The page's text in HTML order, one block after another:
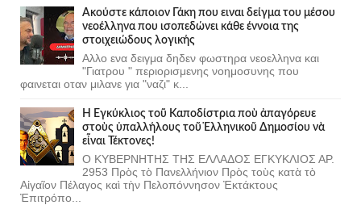
Ακούστε κάποιον Γάκη που ειναι δείγμα του μέσου
νεοέλληνα που ισοπεδώνει κάθε έννοια της
στοιχειώδους λογικής
Αλλο ενα δειγμα δηδεν φωστηρα νεοελληνα και
"Γιατρου " περιορισμενης νοημοσυνης που
φαινεται οταν μιλανε για "ναζι" κ...
Ἡ Ἐγκύκλιος τοῦ Καποδίστρια ποὺ ἀπαγόρευε
στοὺς ὑπαλλήλους τοῦ Ἑλληνικοῦ Δημοσίου νὰ
εἶναι Τέκτονες!
Ο ΚΥΒΕΡΝΗΤΗΣ ΤΗΣ ΕΛΛΑΔΟΣ ΕΓΚΥΚΛΙΟΣ ΑΡ.
2953 Πρὸς τὸ Πανελλήνιον Πρὸς τοὺς κατὰ τὸ
Αἰγαῖον Πέλαγος καὶ τὴν Πελοπόννησον Ἐκτάκτους
Ἐπιτρόπο...